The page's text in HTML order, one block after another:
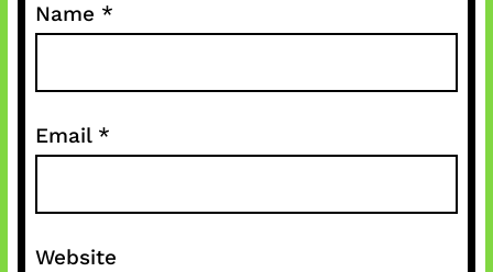
Name *
Email *
Website